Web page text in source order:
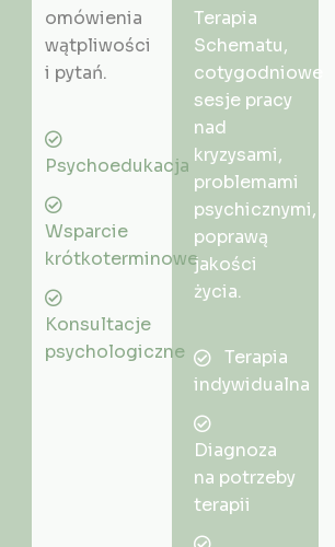
omówienia
wątpliwości
i pytań.
Psychoedukacja
Wsparcie
krótkoterminowe
Konsultacje
psychologiczne
Terapia
Schematu,
cotygodniowe
sesje pracy
nad
kryzysami,
problemami
psychicznymi,
poprawą
jakości
życia.
Terapia
indywidualna
Diagnoza
na potrzeby
terapii